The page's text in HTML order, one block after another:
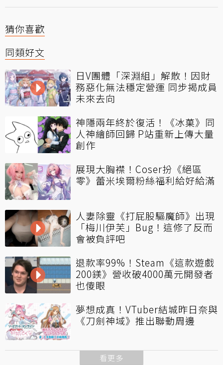
猜你喜歡
同類好文
日V團體「深淵組」解散！因財
務惡化無法穩定營運 同步揭成員
未來去向
神隱兩年終於復活！《冰菓》同
人神繪師回歸 P站重新上傳大量
創作
展現大胸襟！Coser扮《絕區
零》蕾米埃爾粉絲福利給好給滿
人妻除靈《打屁股驅魔師》出現
「梅川伊芙」Bug！這修了反而
會被負評吧
退款率99%！Steam《這款遊戲
200鎂》營收破4000萬元開發者
也傻眼
夢想成真！VTuber結城昨日奈與
《刀劍神域》推出聯動周邊
看更多